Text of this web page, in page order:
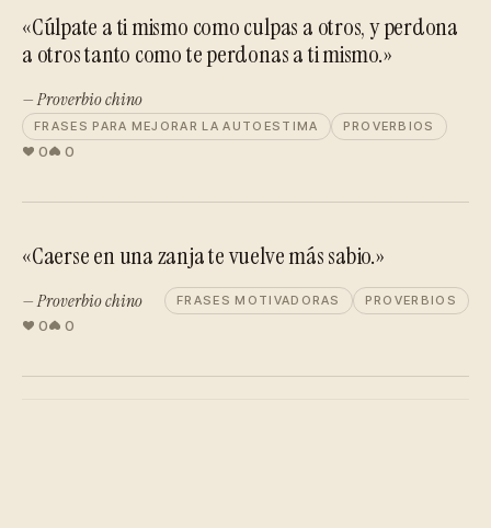
«Cúlpate a ti mismo como culpas a otros, y perdona
a otros tanto como te perdonas a ti mismo.»
— Proverbio chino
FRASES PARA MEJORAR LA AUTOESTIMA PROVERBIOS
0 0
«Caerse en una zanja te vuelve más sabio.»
— Proverbio chino FRASES MOTIVADORAS PROVERBIOS
0 0